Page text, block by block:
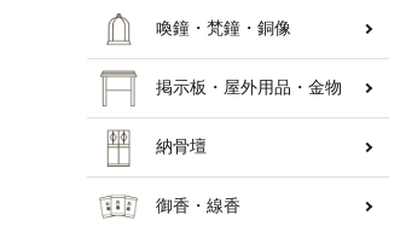
喚鐘・梵鐘・銅像
掲示板・屋外用品・金物
納骨壇
御香・線香